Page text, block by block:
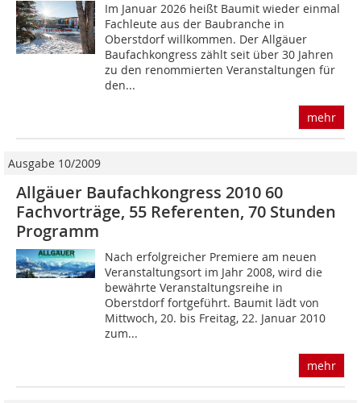
Im Januar 2026 heißt Baumit wieder einmal
Fachleute aus der Baubranche in
Oberstdorf willkommen. Der Allgäuer
Baufachkongress zählt seit über 30 Jahren
zu den renommierten Veranstaltungen für
den...
mehr
Ausgabe 10/2009
Allgäuer Baufachkongress 2010 60
Fachvorträge, 55 Referenten, 70 Stunden
Programm
Nach erfolgreicher Premiere am neuen
Veranstaltungsort im Jahr 2008, wird die
bewährte Veranstaltungsreihe in
Oberstdorf fortgeführt. Baumit lädt von
Mittwoch, 20. bis Freitag, 22. Januar 2010
zum...
mehr